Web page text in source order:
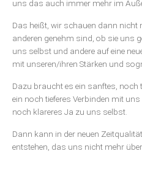
uns das auch immer mehr im
Das heißt, wir schauen dann nicht
anderen genehm sind, ob sie uns
uns selbst und andere auf eine
mit unseren/ihren Stärken und
Dazu braucht es ein sanftes, noch
ein noch tieferes Verbinden mit
noch klareres Ja zu uns selbst.
Dann kann in der neuen
entstehen, das uns nicht mehr